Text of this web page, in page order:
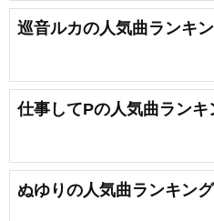
巡音ルカの人気曲ランキン
仕事してPの人気曲ランキ
ぬゆりの人気曲ランキング